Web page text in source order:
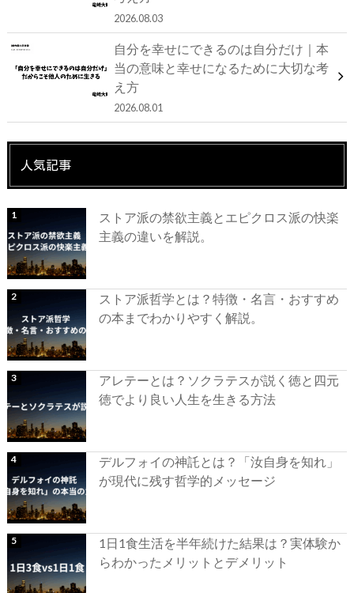
2026.08.03
自分を幸せにできるのは自分だけ｜本
当の意味と幸せになるために大切な考
え方
2026.08.01
人気記事
ストア派の禁欲主義とエピクロス派の快楽
主義の違いを解説。
ストア派哲学とは？特徴・名言・おすすめ
の本までわかりやすく解説。
アレテーとは？ソクラテスが説く徳と四元
徳でより良い人生を生きる方法
デルフォイの神託とは？「汝自身を知れ」
が現代に残す哲学的メッセージ
1日1食生活を半年続けた結果は？実体験か
らわかったメリットとデメリット